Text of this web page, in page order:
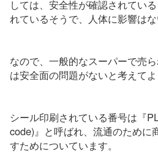
しては、安全性が確認されてい
れているそうで、人体に影響はな
なので、一般的なスーパーで売
は安全面の問題がないと考えてよ
シール印刷されている番号は『
code)』と呼ばれ、流通のために
すためについています。